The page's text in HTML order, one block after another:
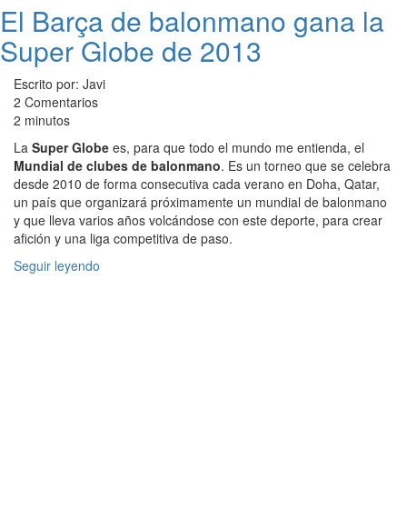
El Barça de balonmano gana la
Super Globe de 2013
Escrito por: Javi
2 Comentarios
2 minutos
La Super Globe es, para que todo el mundo me entienda, el
Mundial de clubes de balonmano. Es un torneo que se celebra
desde 2010 de forma consecutiva cada verano en Doha, Qatar,
un país que organizará próximamente un mundial de balonmano
y que lleva varios años volcándose con este deporte, para crear
afición y una liga competitiva de paso.
Seguir leyendo